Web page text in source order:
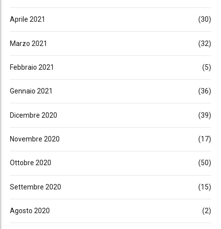
Aprile 2021 (30)
Marzo 2021 (32)
Febbraio 2021 (5)
Gennaio 2021 (36)
Dicembre 2020 (39)
Novembre 2020 (17)
Ottobre 2020 (50)
Settembre 2020 (15)
Agosto 2020 (2)